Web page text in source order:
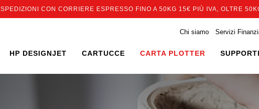
SPEDIZIONI CON CORRIERE ESPRESSO FINO A 50KG 15€ PIÙ IVA, OLTRE
Chi siamo Servizi
HP DESIGNJET CARTUCCE CARTA PLOTTER